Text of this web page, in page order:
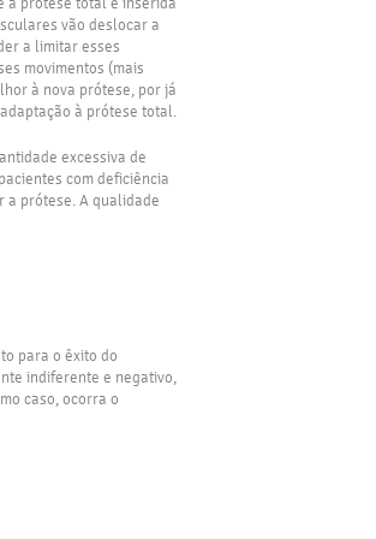
vão deslocar a
a limitar esses
movimentos (mais
à nova prótese, por já
à prótese total.
excessiva de
com deficiência
a prótese. A qualidade
para o êxito do
indiferente e negativo,
caso, ocorra o